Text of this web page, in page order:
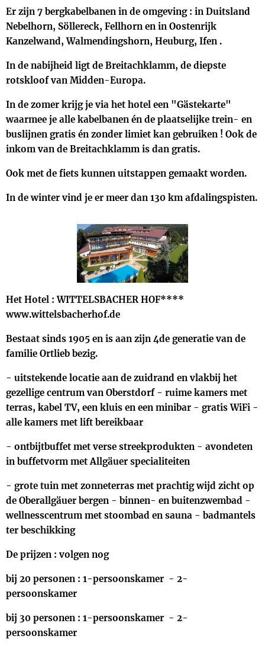
Er zijn 7 bergkabelbanen in de omgeving : in Duitsland
Nebelhorn, Söllereck, Fellhorn en in Oostenrijk
Kanzelwand, Walmendingshorn, Heuburg, Ifen .
In de nabijheid ligt de Breitachklamm, de diepste
rotskloof van Midden-Europa.
In de zomer krijg je via het hotel een "Gästekarte"
waarmee je alle kabelbanen én de plaatselijke trein- en
buslijnen gratis én zonder limiet kan gebruiken ! Ook de
inkom van de Breitachklamm is dan gratis.
Ook met de fiets kunnen uitstappen gemaakt worden.
In de winter vind je er meer dan 130 km afdalingspisten.
Het Hotel : WITTELSBACHER HOF****
www.wittelsbacherhof.de
Bestaat sinds 1905 en is aan zijn 4de generatie van de
familie Ortlieb bezig.
- uitstekende locatie aan de zuidrand en vlakbij het
gezellige centrum van Oberstdorf - ruime kamers met
terras, kabel TV, een kluis en een minibar - gratis WiFi -
alle kamers met lift bereikbaar
- ontbijtbuffet met verse streekprodukten - avondeten
in buffetvorm met Allgäuer specialiteiten
- grote tuin met zonneterras met prachtig wijd zicht op
de Oberallgäuer bergen - binnen- en buitenzwembad -
wellnesscentrum met stoombad en sauna - badmantels
ter beschikking
De prijzen : volgen nog
bij 20 personen : 1-persoonskamer - 2-
persoonskamer
bij 30 personen : 1-persoonskamer - 2-
persoonskamer